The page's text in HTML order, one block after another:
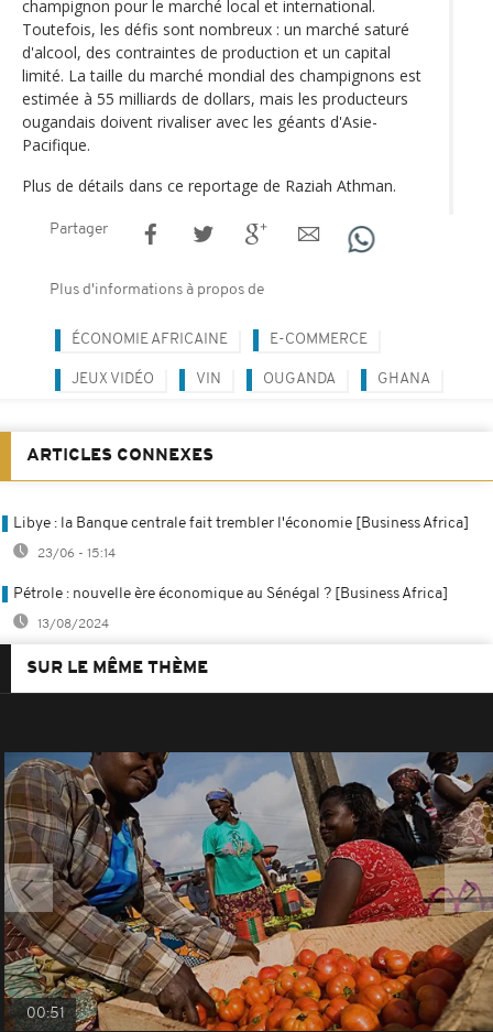
champignon pour le marché local et international.
Toutefois, les défis sont nombreux : un marché saturé
d'alcool, des contraintes de production et un capital
limité. La taille du marché mondial des champignons est
estimée à 55 milliards de dollars, mais les producteurs
ougandais doivent rivaliser avec les géants d'Asie-
Pacifique.
Plus de détails dans ce reportage de Raziah Athman.
Partager
Plus d'informations à propos de
ÉCONOMIE AFRICAINE E-COMMERCE
JEUX VIDÉO VIN OUGANDA GHANA
ARTICLES CONNEXES
Libye : la Banque centrale fait trembler l'économie [Business Africa]
23/06 - 15:14
Pétrole : nouvelle ère économique au Sénégal ? [Business Africa]
13/08/2024
SUR LE MÊME THÈME
00:51